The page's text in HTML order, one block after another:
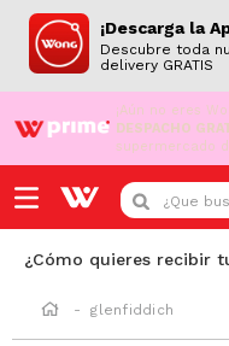
¡Descarga la
Descubre toda
delivery GRATIS
¡Aún no eres
DESPACHO
supermercado
¿Que
¿Cómo quieres recibir
glenfiddich